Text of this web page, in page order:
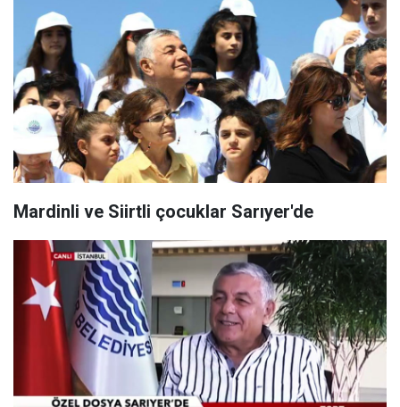
Mardinli ve Siirtli çocuklar Sarıyer'de